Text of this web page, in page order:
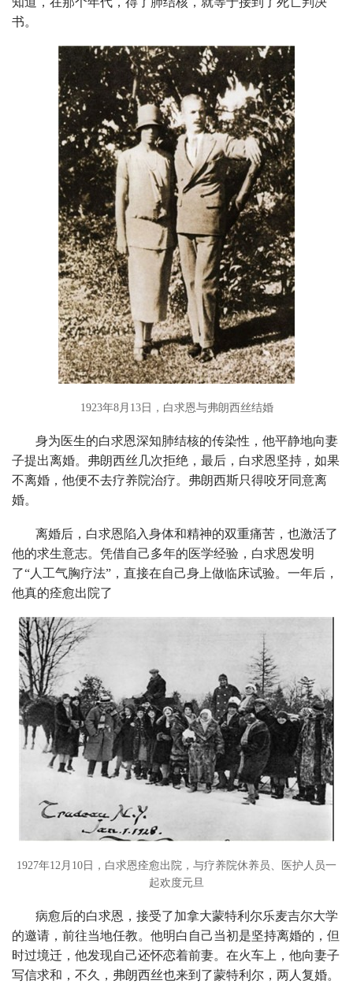
书。
1923年8月13日，白求恩与弗朗西丝结婚
身为医生的白求恩深知肺结核的传染性，他平静地向妻
子提出离婚。弗朗西丝几次拒绝，最后，白求恩坚持，如果
不离婚，他便不去疗养院治疗。弗朗西斯只得咬牙同意离
婚。
离婚后，白求恩陷入身体和精神的双重痛苦，也激活了
他的求生意志。凭借自己多年的医学经验，白求恩发明
了“人工气胸疗法”，直接在自己身上做临床试验。一年后，
他真的痊愈出院了
1927年12月10日，白求恩痊愈出院，与疗养院休养员、医护人员一
起欢度元旦
病愈后的白求恩，接受了加拿大蒙特利尔乐麦吉尔大学
的邀请，前往当地任教。他明白自己当初是坚持离婚的，但
时过境迁，他发现自己还怀恋着前妻。在火车上，他向妻子
写信求和，不久，弗朗西丝也来到了蒙特利尔，两人复婚。